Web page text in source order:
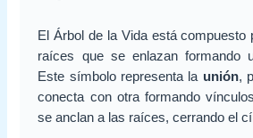
El Árbol de la Vida está compuesto
raíces que se enlazan formando
Este símbolo representa la unión,
conecta con otra formando
se anclan a las raíces, cerrando el